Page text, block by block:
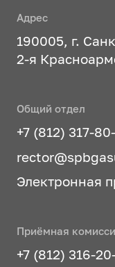
Адрес
190005, г.
2-я
Общий отдел
+7 (812) 317-
Электронная
Приёмная
+7 (812) 316-